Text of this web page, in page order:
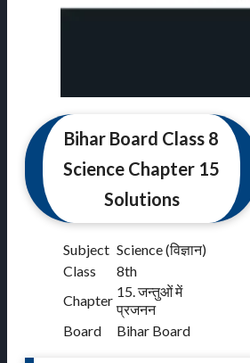
Bihar Board Class 8
Science Chapter 15
Solutions
Subject Science (विज्ञान)
Class
8th
Chapter
15. जन्तुओं में
प्रजनन
Board
Bihar Board